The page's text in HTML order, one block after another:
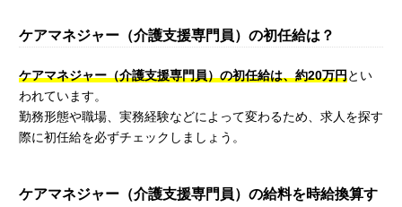
ケアマネジャー（介護支援専門員）の初任給は？
ケアマネジャー（介護支援専門員）の初任給は、約20万円とい
われています。
勤務形態や職場、実務経験などによって変わるため、求人を探す
際に初任給を必ずチェックしましょう。
ケアマネジャー（介護支援専門員）の給料を時給換算す